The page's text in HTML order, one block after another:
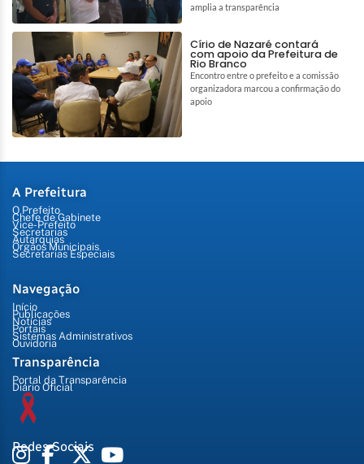
amplia a transparência
Círio de Nazaré contará
com apoio da Prefeitura de
Rio Branco
Encontro entre o prefeito e a comissão
organizadora marcou a confirmação do
apoio
A Prefeitura
O Prefeito
Chefe de Gabinete
Vice-Prefeito
Secretarias
Autarquias
Órgãos Municipais
Secretarias Especiais
Navegação
Início
Publicações
Notícias
Portais
Sistemas Administrativos
Ouvidoria
Transparência
Portal da Transparência
Diário Oficial
Redes Sociais